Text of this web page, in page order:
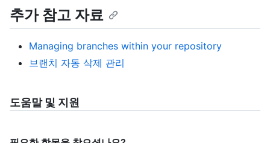
추가 참고 자료
Managing branches within your repository
브랜치 자동 삭제 관리
도움말 및 지원